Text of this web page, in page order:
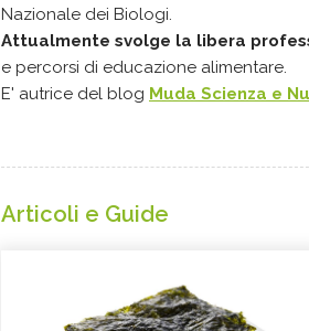
Nazionale dei Biologi.
Attualmente svolge la libera
e percorsi di educazione alimentare.
E' autrice del blog Muda Scienza e
Articoli e Guide